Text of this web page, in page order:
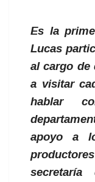
Es la
Lucas
al cargo de
a visitar
hablar
apoyo a